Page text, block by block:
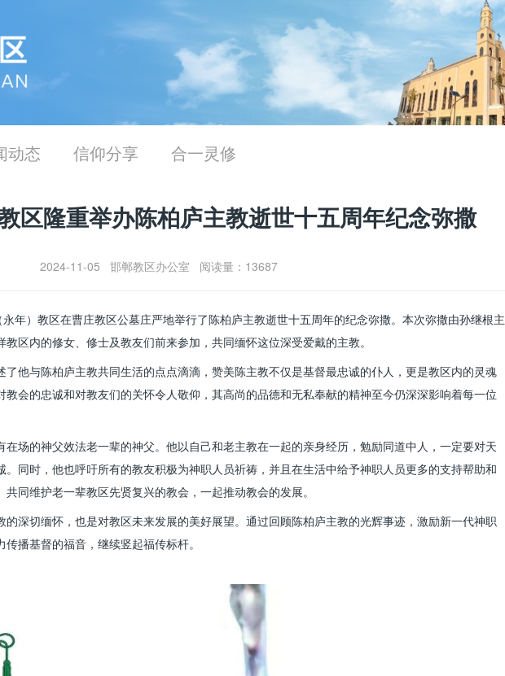
动态 信仰分享 合一灵修
区隆重举办陈柏庐主教逝世十五周年纪念弥撒
2024-11-05 邯郸教区办公室 阅读量：13687
年）教区在曹庄教区公墓庄严地举行了陈柏庐主教逝世十五周年的纪念弥撒。本次弥撒由孙继根主
区内的修女、修士及教友们前来参加，共同缅怀这位深受爱戴的主教。
他与陈柏庐主教共同生活的点点滴滴，赞美陈主教不仅是基督最忠诚的仆人，更是教区内的灵魂
会的忠诚和对教友们的关怀令人敬仰，其高尚的品德和无私奉献的精神至今仍深深影响着每一位
场的神父效法老一辈的神父。他以自己和老主教在一起的亲身经历，勉励同道中人，一定要对天
同时，他也呼吁所有的教友积极为神职人员祈祷，并且在生活中给予神职人员更多的支持帮助和
同维护老一辈教区先贤复兴的教会，一起推动教会的发展。
深切缅怀，也是对教区未来发展的美好展望。通过回顾陈柏庐主教的光辉事迹，激励新一代神职
播基督的福音，继续竖起福传标杆。